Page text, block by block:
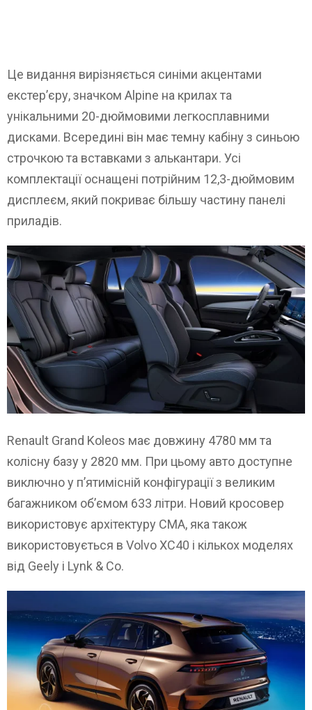
Це видання вирізняється синіми акцентами
екстер’єру, значком Alpine на крилах та
унікальними 20-дюймовими легкосплавними
дисками. Всередині він має темну кабіну з синьою
строчкою та вставками з алькантари. Усі
комплектації оснащені потрійним 12,3-дюймовим
дисплеєм, який покриває більшу частину панелі
приладів.
Renault Grand Koleos має довжину 4780 мм та
колісну базу у 2820 мм. При цьому авто доступне
виключно у п’ятимісній конфігурації з великим
багажником об’ємом 633 літри. Новий кросовер
використовує архітектуру CMA, яка також
використовується в Volvo XC40 і кількох моделях
від Geely і Lynk & Co.